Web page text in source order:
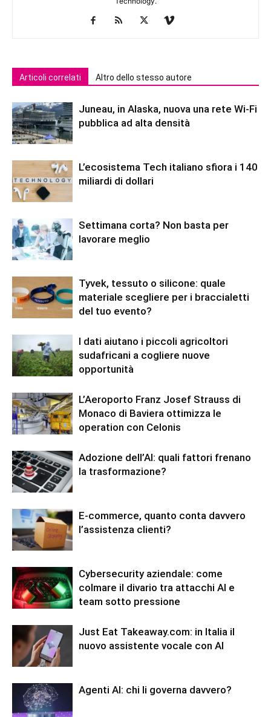
Articoli correlati Altro dello stesso autore
Juneau, in Alaska, nuova una rete Wi-Fi
pubblica ad alta densità
L’ecosistema Tech italiano sfiora i 140
miliardi di dollari
Settimana corta? Non basta per
lavorare meglio
Tyvek, tessuto o silicone: quale
materiale scegliere per i braccialetti
del tuo evento?
I dati aiutano i piccoli agricoltori
sudafricani a cogliere nuove
opportunità
L’Aeroporto Franz Josef Strauss di
Monaco di Baviera ottimizza le
operation con Celonis
Adozione dell’AI: quali fattori frenano
la trasformazione?
E-commerce, quanto conta davvero
l’assistenza clienti?
Cybersecurity aziendale: come
colmare il divario tra attacchi AI e
team sotto pressione
Just Eat Takeaway.com: in Italia il
nuovo assistente vocale con AI
Agenti AI: chi li governa davvero?